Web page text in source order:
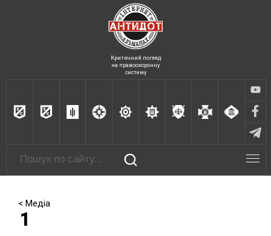
Критичний погляд
на правоохоронну
систему
< Медіа
1